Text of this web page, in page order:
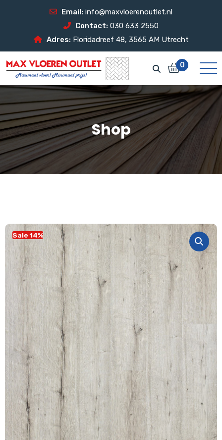
Email: info@maxvloerenoutlet.nl
Contact: 030 633 2550
Adres: Floridadreef 48, 3565 AM Utrecht
0
Shop
Sale 14%